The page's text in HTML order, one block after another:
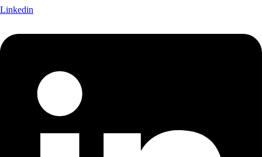
Linkedin